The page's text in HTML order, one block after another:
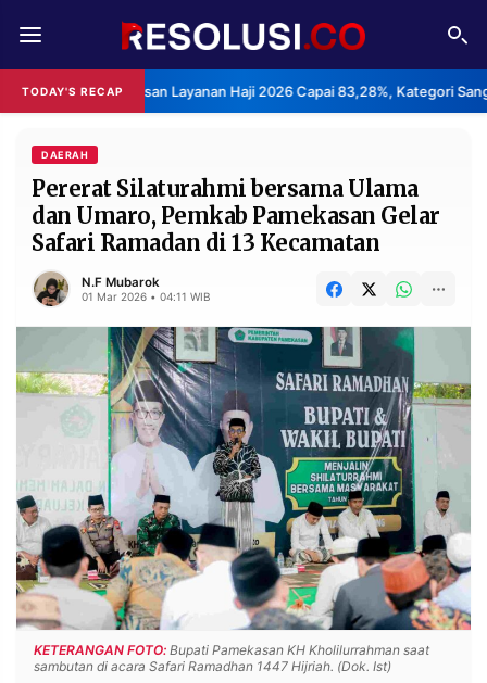
TODAY'S RECAPLayanan Haji 2026 Capai 83,28%, Kategori Sangat
REDAKSI TENTANG
RESOLUSI IKLAN
RUBRIKASI
EDITORIAL AKSARA
FINANSIA PERSONA
DAERAH NASIONAL
MANCA SPORT
PRIVACY
POLICY
BERITA
WARGA
INFORMASI
IKLAN
KIRIM
TULISAN
PENGADUAN TERM
OF
SERVICE
DAERAH
Pererat Silaturahmi bersama Ulama
dan Umaro, Pemkab Pamekasan Gelar
Safari Ramadan di 13 Kecamatan
N.F Mubarok
01 Mar 2026 • 04:11 WIB
KETERANGAN FOTO: Bupati Pamekasan KH Kholilurrahman saat
sambutan di acara Safari Ramadhan 1447 Hijriah. (Dok. Ist)